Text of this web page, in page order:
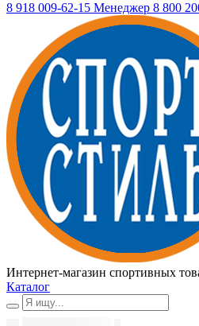
8 918 009-62-15 Менеджер 8 800
Интернет-магазин спортивных
Каталог